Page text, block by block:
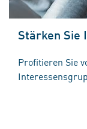
Stärken Sie
Profitieren Sie